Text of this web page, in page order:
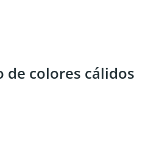
de colores cálidos